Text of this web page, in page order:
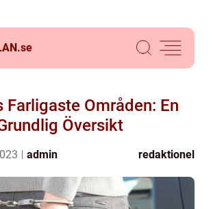
se
Farligaste Områden: En
Översikt
admin redaktionel